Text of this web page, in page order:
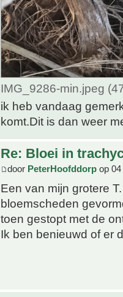
IMG_9286-min.jpeg
ik heb vandaag
komt.Dit is dan weer
Re: Bloei in
door PeterHoofddorp op
Een van mijn grotere
bloemscheden
toen gestopt met de
Ik ben benieuwd of er